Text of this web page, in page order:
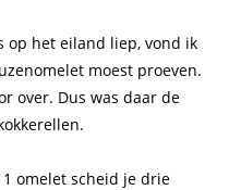
op het eiland liep, vond ik
moest proeven.
over. Dus was daar de
omelet scheid je drie